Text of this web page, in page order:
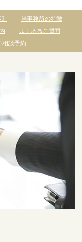
当事務所の特徴
よくあるご質問
相談予約